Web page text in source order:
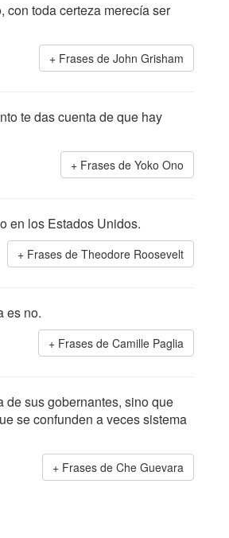
con toda certeza merecía ser
Frases de John Grisham
te das cuenta de que hay
Frases de Yoko Ono
en los Estados Unidos.
Frases de Theodore Roosevelt
es no.
Frases de Camille Paglia
sus gobernantes, sino que
se confunden a veces sistema
Frases de Che Guevara